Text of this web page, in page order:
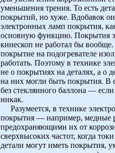
уменьшения трения. То есть
покрытий, но хуже. Вдобавок
электронных ламп покрытия,
основную функцию. Покрытия
кинескоп не работал бы
покрытие на подогревателе
работать. Поэтому в технике
не о покрытиях на деталях, а о
на них могли быть покрытия. В
без стеклянного баллона —
никак.
Разумеется, в технике
покрытия — например, медные
предохраняющими их от
сверхвысоких частот, когда
детали могут иметь покрытия,